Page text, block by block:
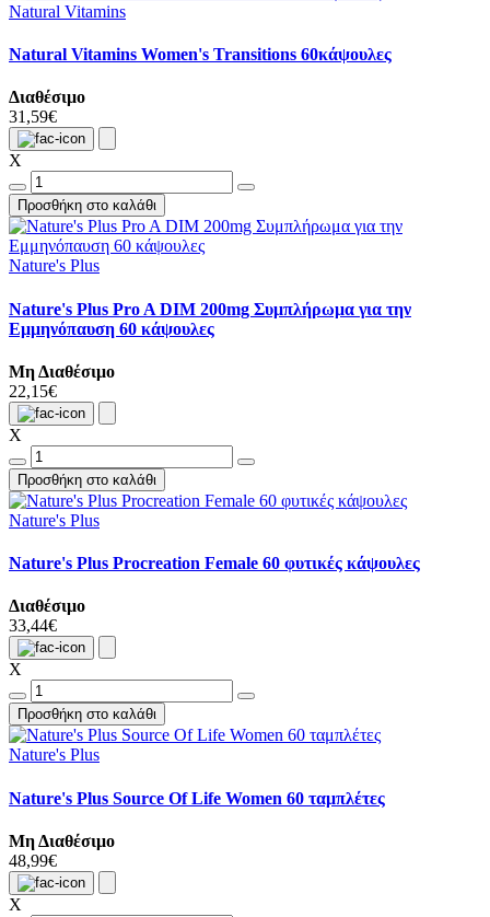
Natural Vitamins
Natural Vitamins Women's Transitions 60κάψουλες
Διαθέσιμο
31,59€
X
Προσθήκη στο καλάθι
Nature's Plus
Nature's Plus Pro A DIM 200mg Συμπλήρωμα για την
Εμμηνόπαυση 60 κάψουλες
Μη Διαθέσιμο
22,15€
X
Προσθήκη στο καλάθι
Nature's Plus
Nature's Plus Procreation Female 60 φυτικές κάψουλες
Διαθέσιμο
33,44€
X
Προσθήκη στο καλάθι
Nature's Plus
Nature's Plus Source Of Life Women 60 ταμπλέτες
Μη Διαθέσιμο
48,99€
X